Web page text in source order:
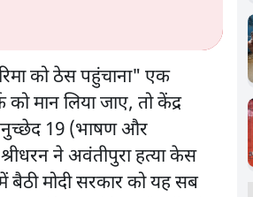
को ठेस पहुंचाना" एक
मान लिया जाए, तो केंद्र
19 (भाषण और
ने अवंतीपुरा हत्या केस
बैठी मोदी सरकार को यह सब